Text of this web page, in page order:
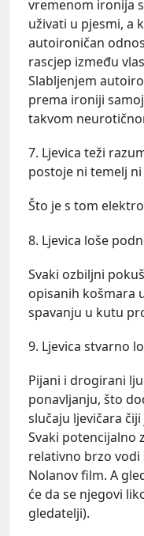
vremenom ironija
uživati u pjesmi, a
autoironičan
rascjep između
Slabljenjem
prema ironiji
takvom
7. Ljevica teži
postoje ni temelj
Što je s tom
8. Ljevica loše
Svaki ozbiljni
opisanih košmara
spavanju u kutu
9. Ljevica stvarno
Pijani i drogirani
ponavljanju, što
slučaju ljevičara
Svaki potencijalno
relativno brzo vodi
Nolanov film. A
će da se njegovi
gledatelji).